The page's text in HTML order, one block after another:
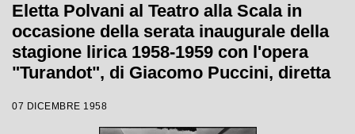
Eletta Polvani al Teatro alla Scala in
occasione della serata inaugurale della
stagione lirica 1958-1959 con l'opera
"Turandot", di Giacomo Puccini, diretta
Margherita Wallmann
07 DICEMBRE 1958